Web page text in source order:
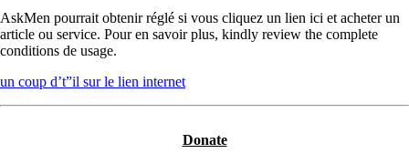
AskMen pourrait obtenir réglé si vous cliquez un lien ici et acheter un
article ou service. Pour en savoir plus, kindly review the complete
conditions de usage.
un coup d’t”il sur le lien internet
Donate